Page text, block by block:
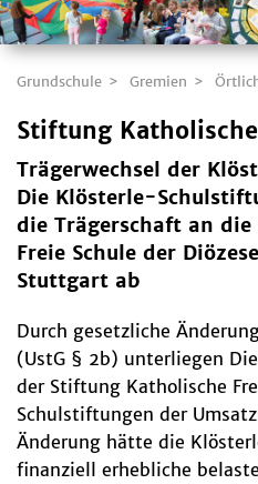
Grundschule Gremien
Stiftung
Trägerwechsel der
Die Klösterle-
die Trägerschaft an
Freie Schule der
Stuttgart ab
Durch gesetzliche
(UstG § 2b) unterliegen
der Stiftung Katholische
Schulstiftungen der
Änderung hätte die
finanziell erhebliche